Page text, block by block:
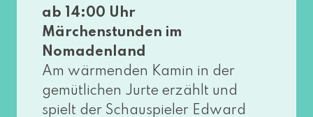
ab 14:00 Uhr
Märchenstunden im
Nomadenland
Am wär­men­den Kamin in der
gemüt­li­chen Jurte erzählt und
spielt der Schauspieler Edward